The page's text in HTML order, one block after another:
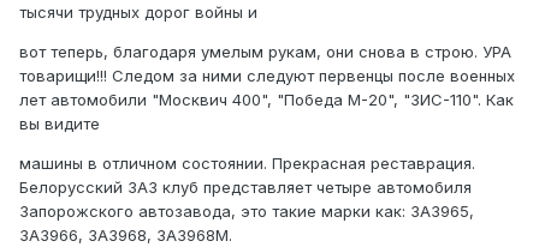
тысячи трудных дорог войны и
вот теперь, благодаря умелым рукам, они снова в строю. УРА
товарищи!!! Следом за ними следуют первенцы после военных
лет автомобили "Москвич 400", "Победа М-20", "ЗИС-110". Как
вы видите
машины в отличном состоянии. Прекрасная реставрация.
Белорусский ЗАЗ клуб представляет четыре автомобиля
Запорожского автозавода, это такие марки как: ЗАЗ965,
ЗАЗ966, ЗАЗ968, ЗАЗ968М.